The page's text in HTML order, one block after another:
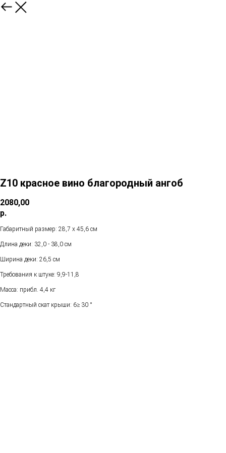
Z10 красное вино благородный ангоб
2080,00
р.
Габаритный размер: 28,7 x 45,6 см
Длина деки: 32,0 - 38,0 см
Ширина деки: 26,5 см
Требования к штуке: 9,9-11,8
Масса: прибл. 4,4 кг
Стандартный скат крыши: 6≥ 30 °